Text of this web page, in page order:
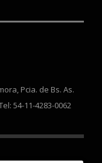
Pcia. de Bs. As.
54-11-4283-0062